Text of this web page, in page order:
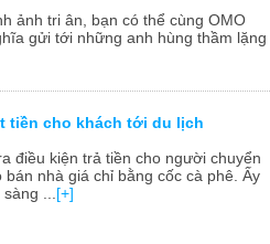
ảnh tri ân, bạn có thể cùng OMO
gửi tới những anh hùng thầm lặng
tiền cho khách tới du lịch
điều kiện trả tiền cho người chuyển
nhà giá chỉ bằng cốc cà phê. Ấy
... [+]